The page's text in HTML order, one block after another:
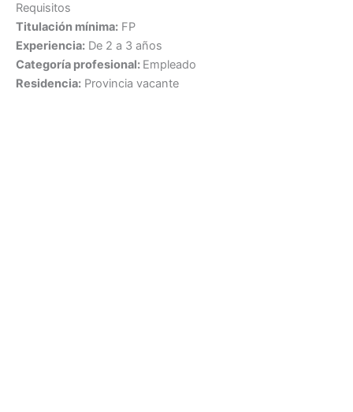
Requisitos
Titulación mínima: FP
Experiencia: De 2 a 3 años
Categoría profesional: Empleado
Residencia: Provincia vacante